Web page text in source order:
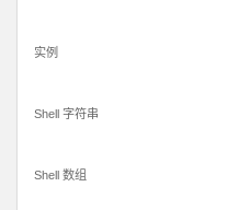
实例
Shell 字符串
Shell 数组